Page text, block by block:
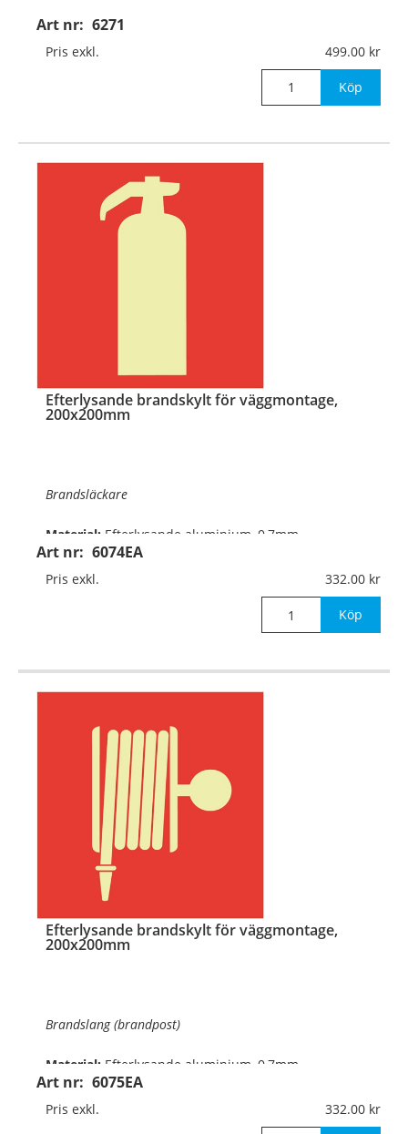
Art nr: 6271
Material:Efterlysande (lyskraft 55/8 mcd) hårdplast,
1mm (väggmontage)
Det efterlysande (Permalight®) materialet lyser i
mörker efter uppladdning i dag
Pris exkl. 499.00
Köp
Efterlysande brandskylt för väggmontage,
200x200mm
Art nr: 6074EA
Brandsläckare
Material: Efterlysande aluminium, 0,7mm
(väggmontage)
Det efterlysande (Permalight®) materialet lyser i
mörker efter uppladdning i dagsljus, LED eller annan
Pris exkl. 332.00
Köp
Efterlysande brandskylt för väggmontage,
200x200mm
Art nr: 6075EA
Brandslang (brandpost)
Material: Efterlysande aluminium, 0,7mm
(väggmontage)
Pris exkl. 332.00